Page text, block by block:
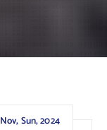
Nov, Sun, 2024